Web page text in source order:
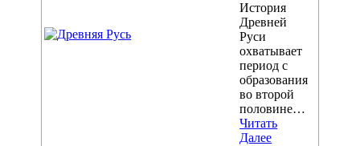
История
Древней
Руси
охватывает
период с
образования
во второй
половине…
Читать
Далее